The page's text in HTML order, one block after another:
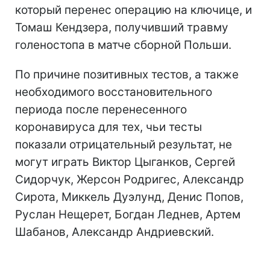
который перенес операцию на ключице, и
Томаш Кендзера, получивший травму
голеностопа в матче сборной Польши.
По причине позитивных тестов, а также
необходимого восстановительного
периода после перенесенного
коронавируса для тех, чьи тесты
показали отрицательный результат, не
могут играть Виктор Цыганков, Сергей
Сидорчук, Жерсон Родригес, Александр
Сирота, Миккель Дуэлунд, Денис Попов,
Руслан Нещерет, Богдан Леднев, Артем
Шабанов, Александр Андриевский.